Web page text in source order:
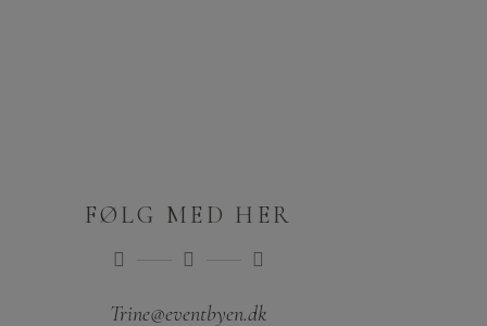
FØLG MED HER
Trine@eventbyen.dk